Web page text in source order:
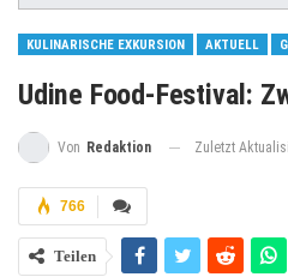
KULINARISCHE EXKURSION AKTUELL
Udine Food-Festival:
Von Redaktion Zuletzt
766
Teilen